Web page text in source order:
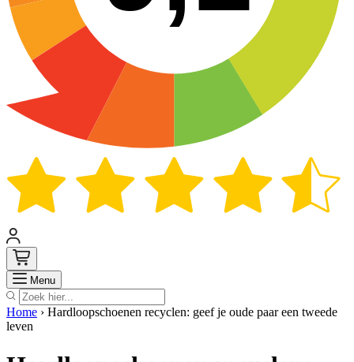
Menu Zoek
Home › Hardloopschoenen recyclen: geef je oude paar een tweede
leven